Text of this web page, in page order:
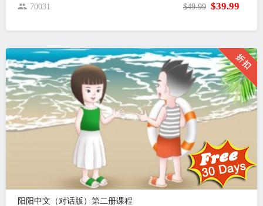
70031 $49.99 $39.99
阳阳中文（对话版）第二册课程